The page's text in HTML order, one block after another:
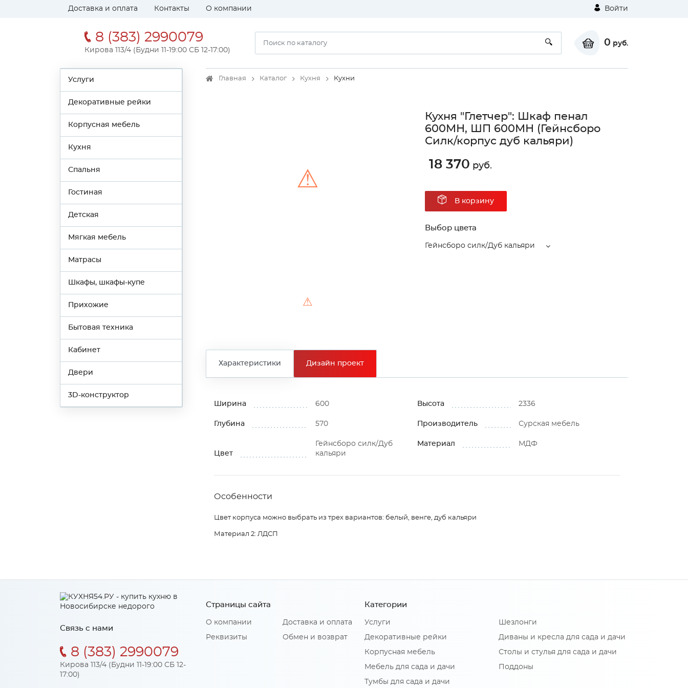
Доставка и оплата Контакты О компании Войти
8 (383) 2990079
Кирова 113/4 (Будни 11-19:00 СБ 12-17:00)
0 руб.
Услуги
Декоративные рейки
Корпусная мебель
Кухня
Спальня
Гостиная
Детская
Мягкая мебель
Матрасы
Шкафы, шкафы-купе
Прихожие
Бытовая техника
Кабинет
Двери
3D-конструктор
Главная Каталог Кухня Кухни
⚠
⚠
Кухня "Глетчер": Шкаф пенал
600МН, ШП 600МН (Гейнсборо
Силк/корпус дуб кальяри)
18 370 руб.
В корзину
Выбор цвета
Гейнсборо силк/Дуб кальяри
Характеристики Дизайн проект
Ширина 600 Высота 2336
Глубина 570 Производитель Сурская мебель
Цвет
Гейнсборо силк/Дуб
кальяри
Материал МДФ
Особенности
Цвет корпуса можно выбрать из трех вариантов: белый, венге, дуб кальяри
Материал 2: ЛДСП
Связь с нами
8 (383) 2990079
Кирова 113/4 (Будни 11-19:00 СБ 12-
17:00)
Страницы сайта
О компании
Реквизиты
Доставка и оплата
Обмен и возврат
Категории
Услуги
Декоративные рейки
Корпусная мебель
Мебель для сада и дачи
Тумбы для сада и дачи
Шезлонги
Диваны и кресла для сада и дачи
Столы и стулья для сада и дачи
Поддоны